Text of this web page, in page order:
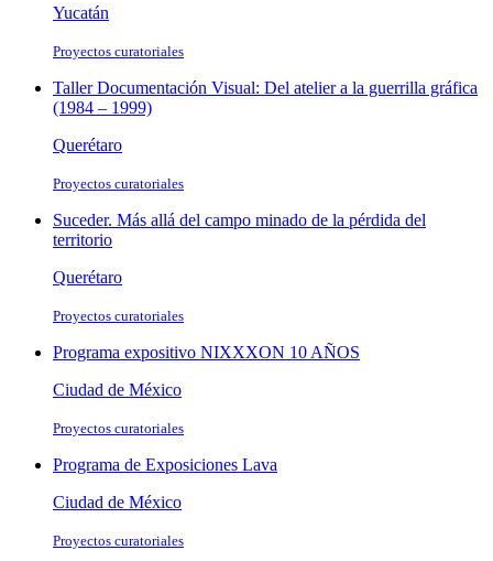
Yucatán
Proyectos curatoriales
Taller Documentación Visual: Del atelier a la guerrilla gráfica
(1984 – 1999)
Querétaro
Proyectos curatoriales
Suceder. Más allá del campo minado de la pérdida del
territorio
Querétaro
Proyectos curatoriales
Programa expositivo NIXXXON 10 AÑOS
Ciudad de México
Proyectos curatoriales
Programa de Exposiciones Lava
Ciudad de México
Proyectos curatoriales